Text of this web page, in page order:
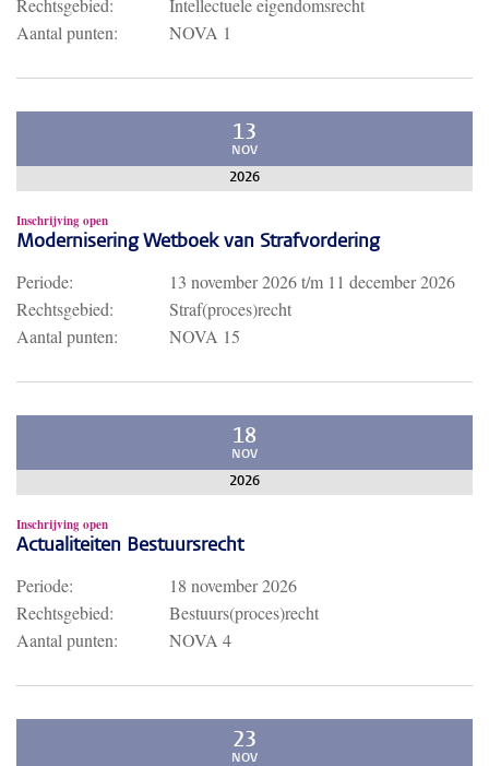
Rechtsgebied:
Intellectuele eigendomsrecht
Aantal punten:
NOVA 1
13
NOV
2026
Inschrijving open
Modernisering Wetboek van Strafvordering
Periode: 13 november 2026t/m 11 december 2026
Rechtsgebied:
Straf(proces)recht
Aantal punten:
NOVA 15
18
NOV
2026
Inschrijving open
Actualiteiten Bestuursrecht
Periode:
18 november 2026
Rechtsgebied:
Bestuurs(proces)recht
Aantal punten:
NOVA 4
23
NOV